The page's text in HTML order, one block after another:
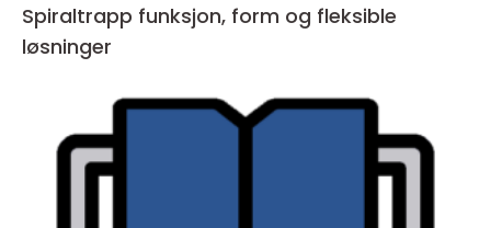
Spiraltrapp funksjon, form og fleksible
løsninger